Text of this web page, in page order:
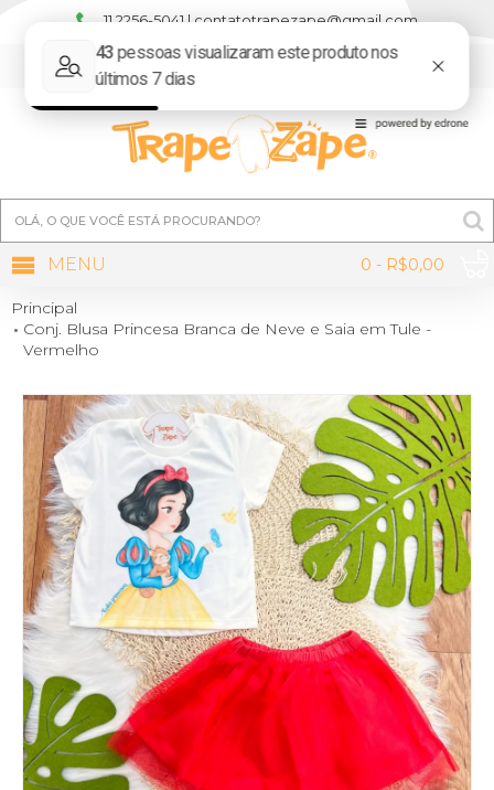
11 2256-5041 | contatotrapezape@gmail.com
0 - R$0,00
MENU
Principal
Conj. Blusa Princesa Branca de Neve e Saia em Tule -
Vermelho